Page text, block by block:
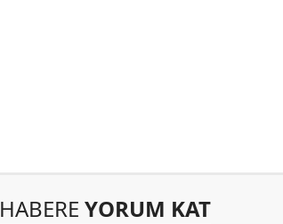
HABERE YORUM KAT